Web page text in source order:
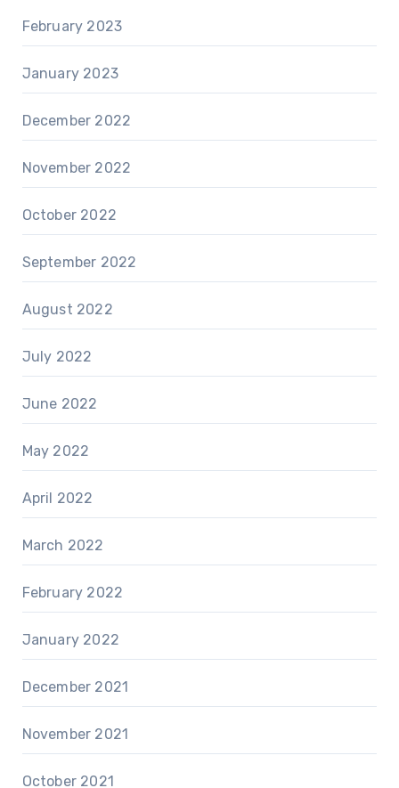
February 2023
January 2023
December 2022
November 2022
October 2022
September 2022
August 2022
July 2022
June 2022
May 2022
April 2022
March 2022
February 2022
January 2022
December 2021
November 2021
October 2021